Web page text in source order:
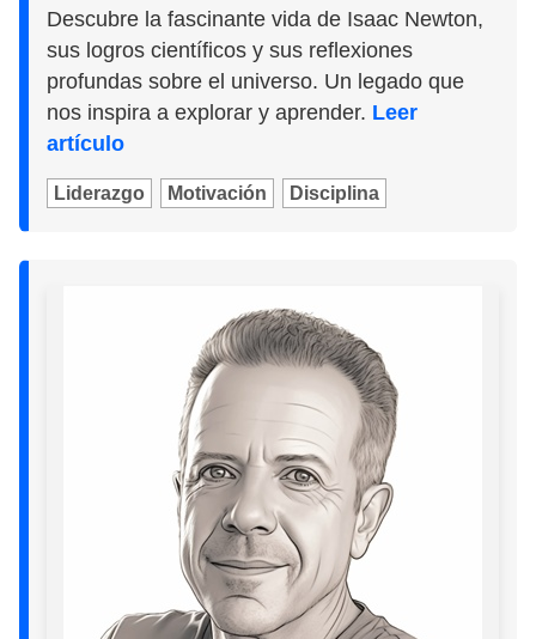
Descubre la fascinante vida de Isaac Newton,
sus logros científicos y sus reflexiones
profundas sobre el universo. Un legado que
nos inspira a explorar y aprender. Leer
artículo
Liderazgo Motivación Disciplina